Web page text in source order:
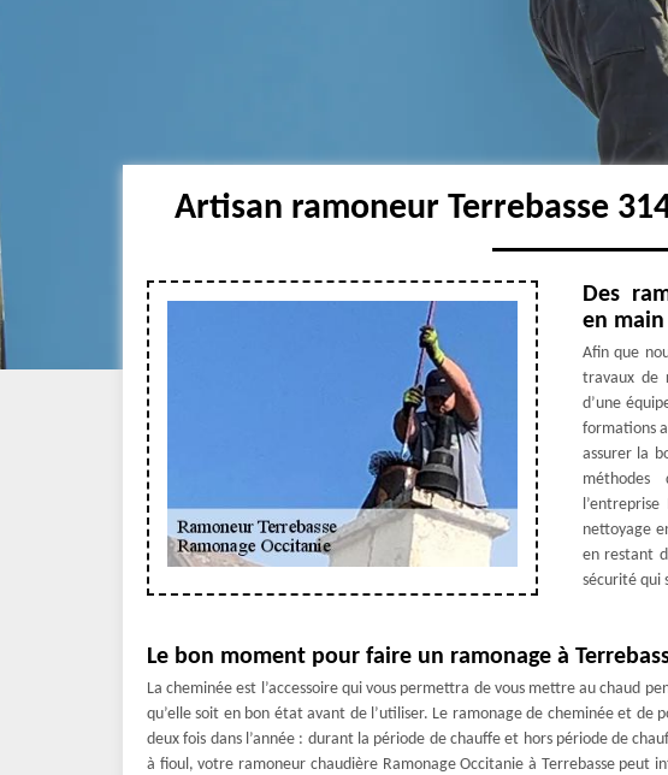
Artisan ramoneur Terrebasse
Des
en
Afin que
travaux de
d’une
formations
assurer la
nettoyage
en restant
sécurité qui
Le bon moment pour faire un ramonage à
La cheminée est l’accessoire qui vous permettra de vous mettre au chaud
qu’elle soit en bon état avant de l’utiliser. Le ramonage de cheminée et
deux fois dans l’année : durant la période de chauffe et hors période de
à fioul, votre ramoneur chaudière Ramonage Occitanie à Terrebasse peut